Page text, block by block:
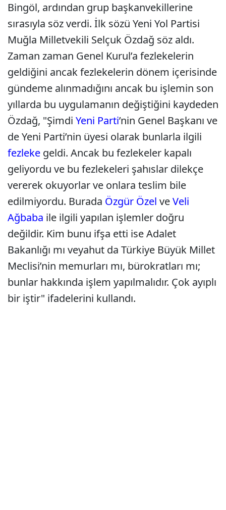
Bingöl, ardından grup başkanvekillerine
sırasıyla söz verdi. İlk sözü Yeni Yol Partisi
Muğla Milletvekili Selçuk Özdağ söz aldı.
Zaman zaman Genel Kurul’a fezlekelerin
geldiğini ancak fezlekelerin dönem içerisinde
gündeme alınmadığını ancak bu işlemin son
yıllarda bu uygulamanın değiştiğini kaydeden
Özdağ, "Şimdi Yeni Parti’nin Genel Başkanı ve
de Yeni Parti’nin üyesi olarak bunlarla ilgili
fezleke geldi. Ancak bu fezlekeler kapalı
geliyordu ve bu fezlekeleri şahıslar dilekçe
vererek okuyorlar ve onlara teslim bile
edilmiyordu. Burada Özgür Özel veVeli
Ağbaba ile ilgili yapılan işlemler doğru
değildir. Kim bunu ifşa etti ise Adalet
Bakanlığı mı veyahut da Türkiye Büyük Millet
Meclisi’nin memurları mı, bürokratları mı;
bunlar hakkında işlem yapılmalıdır. Çok ayıplı
bir iştir" ifadelerini kullandı.